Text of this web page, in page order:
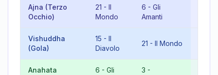
Ajna (Terzo
Occhio)
21 - Il
Mondo
6 - Gli
Amanti
Vishuddha
(Gola)
15 - Il
Diavolo
21 - Il Mondo
Anahata
6 - Gli
3 -